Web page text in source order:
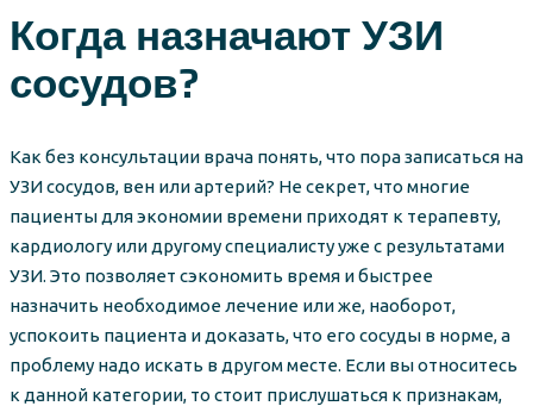
Когда назначают УЗИ
сосудов?
Как без консультации врача понять, что пора записаться на
УЗИ сосудов, вен или артерий? Не секрет, что многие
пациенты для экономии времени приходят к терапевту,
кардиологу или другому специалисту уже с результатами
УЗИ. Это позволяет сэкономить время и быстрее
назначить необходимое лечение или же, наоборот,
успокоить пациента и доказать, что его сосуды в норме, а
проблему надо искать в другом месте. Если вы относитесь
к данной категории, то стоит прислушаться к признакам,